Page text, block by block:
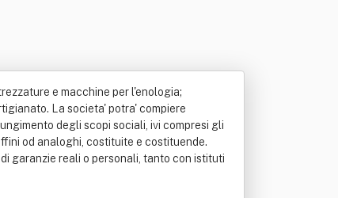
e macchine per l'enologia;
La societa' potra' compiere
degli scopi sociali, ivi compresi gli
od analoghi, costituite e costituende.
garanzie reali o personali, tanto con istituti